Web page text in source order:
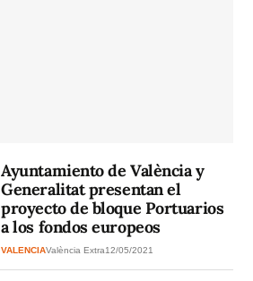
Ayuntamiento de València y
Generalitat presentan el
proyecto de bloque Portuarios
a los fondos europeos
VALENCIAValència Extra12/05/2021